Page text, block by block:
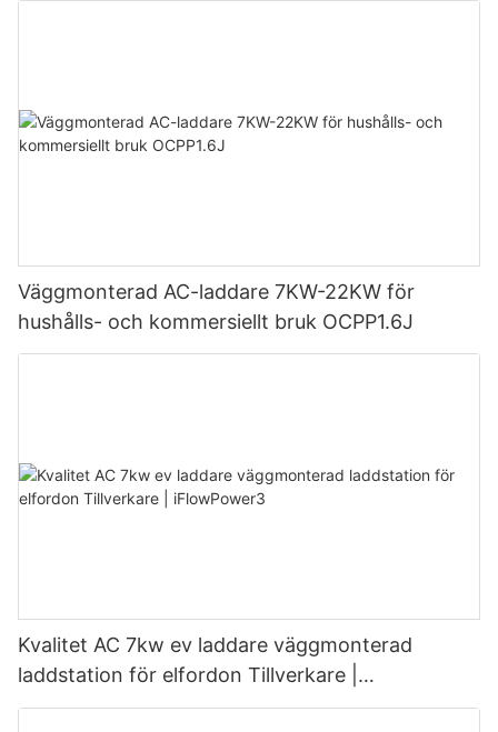
Väggmonterad AC-laddare 7KW-22KW för
hushålls- och kommersiellt bruk OCPP1.6J
Kvalitet AC 7kw ev laddare väggmonterad
laddstation för elfordon Tillverkare |
iFlowPower3